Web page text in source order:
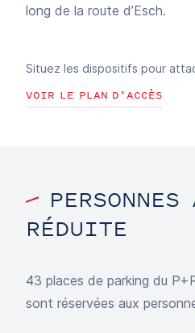
long de la route d’Esch.
Situez les dispositifs pour
VOIR LE PLAN D’ACCÈS
RÉDUITE
43 places de parking du
sont réservées aux